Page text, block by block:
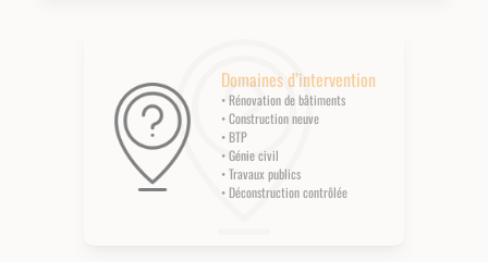
Domaines d’intervention
• Rénovation de bâtiments
• Construction neuve
• BTP
• Génie civil
• Travaux publics
• Déconstruction contrôlée